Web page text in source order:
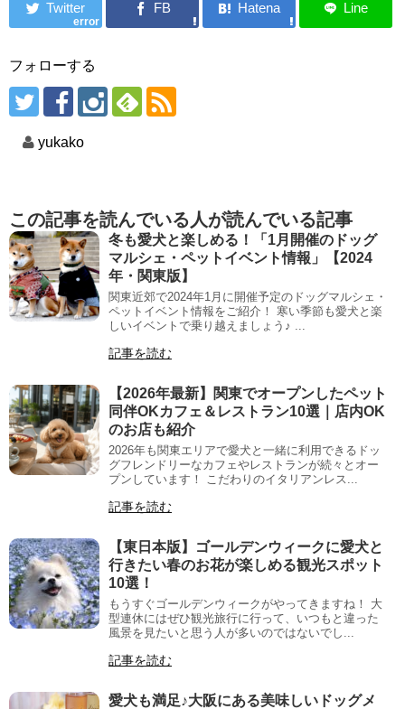
error
フォローする
yukako
この記事を読んでいる人が読んでいる記事
冬も愛犬と楽しめる！「1月開催のドッグ
マルシェ・ペットイベント情報」【2024
年・関東版】
関東近郊で2024年1月に開催予定のドッグマルシェ・
ペットイベント情報をご紹介！ 寒い季節も愛犬と楽
しいイベントで乗り越えましょう♪ ...
記事を読む
【2026年最新】関東でオープンしたペット
同伴OKカフェ＆レストラン10選｜店内OK
のお店も紹介
2026年も関東エリアで愛犬と一緒に利用できるドッ
グフレンドリーなカフェやレストランが続々とオー
プンしています！ こだわりのイタリアンレス...
記事を読む
【東日本版】ゴールデンウィークに愛犬と
行きたい春のお花が楽しめる観光スポット
10選！
もうすぐゴールデンウィークがやってきますね！ 大
型連休にはぜひ観光旅行に行って、いつもと違った
風景を見たいと思う人が多いのではないでし...
記事を読む
愛犬も満足♪大阪にある美味しいドッグメ